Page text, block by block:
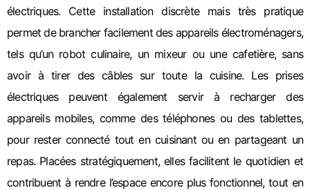
électriques. Cette installation discrète mais très pratique
permet de brancher facilement des appareils électroménagers,
tels qu’un robot culinaire, un mixeur ou une cafetière, sans
avoir à tirer des câbles sur toute la cuisine. Les prises
électriques peuvent également servir à recharger des
appareils mobiles, comme des téléphones ou des tablettes,
pour rester connecté tout en cuisinant ou en partageant un
repas. Placées stratégiquement, elles facilitent le quotidien et
contribuent à rendre l’espace encore plus fonctionnel, tout en